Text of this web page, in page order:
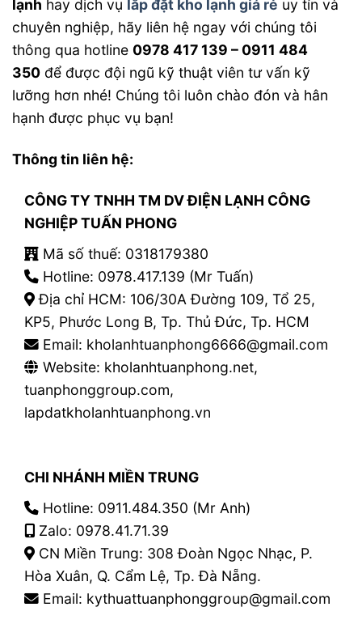
lạnh hay dịch vụ lắp đặt kho lạnh giá rẻ uy tín và
chuyên nghiệp, hãy liên hệ ngay với chúng tôi
thông qua hotline 0978 417 139 – 0911 484
350 để được đội ngũ kỹ thuật viên tư vấn kỹ
lưỡng hơn nhé! Chúng tôi luôn chào đón và hân
hạnh được phục vụ bạn!
Thông tin liên hệ:
CÔNG TY TNHH TM DV ĐIỆN LẠNH CÔNG
NGHIỆP TUẤN PHONG
Mã số thuế: 0318179380
Hotline: 0978.417.139 (Mr Tuấn)
Địa chỉ HCM: 106/30A Đường 109, Tổ 25,
KP5, Phước Long B, Tp. Thủ Đức, Tp. HCM
Email: kholanhtuanphong6666@gmail.com
Website: kholanhtuanphong.net,
tuanphonggroup.com,
lapdatkholanhtuanphong.vn
CHI NHÁNH MIỀN TRUNG
Hotline: 0911.484.350 (Mr Anh)
Zalo: 0978.41.71.39
CN Miền Trung: 308 Đoàn Ngọc Nhạc, P.
Hòa Xuân, Q. Cẩm Lệ, Tp. Đà Nẵng.
Email: kythuattuanphonggroup@gmail.com